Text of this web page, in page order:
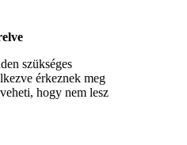
szükséges
érkeznek meg
hogy nem lesz